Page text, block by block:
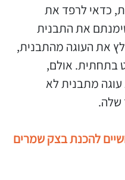
כדאי לרפד את
את התבנית
את העוגה מהתבנית,
בתחתית. אולם,
עוגה מתבנית לא
שלה.